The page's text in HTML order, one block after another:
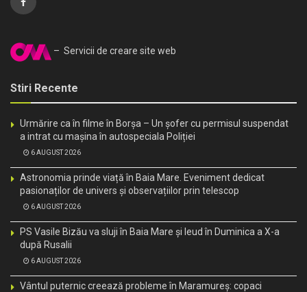
– Servicii de creare site web
Stiri Recente
Urmărire ca în filme în Borșa – Un șofer cu permisul suspendat
a intrat cu mașina în autospeciala Poliției
6 AUGUST 2026
Astronomia prinde viață în Baia Mare. Eveniment dedicat
pasionaților de univers și observațiilor prin telescop
6 AUGUST 2026
PS Vasile Bizău va sluji în Baia Mare și Ieud în Duminica a X-a
după Rusalii
6 AUGUST 2026
Vântul puternic creează probleme în Maramureș: copaci